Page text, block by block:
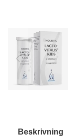
Beskrivning